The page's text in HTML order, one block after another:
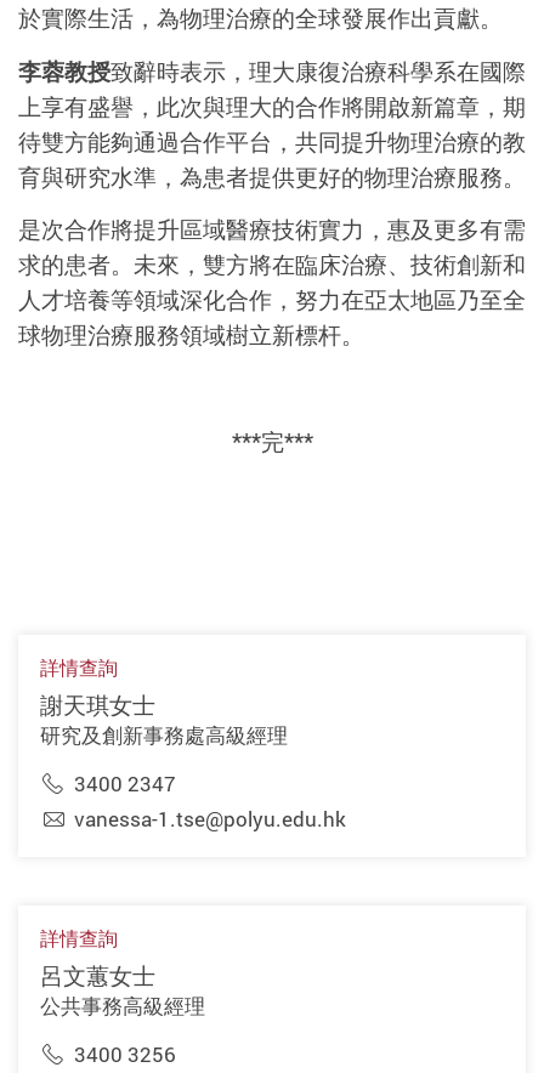
於實際生活，為物理治療的全球發展作出貢獻。
李蓉教授致辭時表示，理大康復治療科學系在國際
上享有盛譽，此次與理大的合作將開啟新篇章，期
待雙方能夠通過合作平台，共同提升物理治療的教
育與研究水準，為患者提供更好的物理治療服務。
是次合作將提升區域醫療技術實力，惠及更多有需
求的患者。未來，雙方將在臨床治療、技術創新和
人才培養等領域深化合作，努力在亞太地區乃至全
球物理治療服務領域樹立新標杆。
***完***
詳情查詢
謝天琪女士
研究及創新事務處高級經理
3400 2347
vanessa-1.tse@polyu.edu.hk
詳情查詢
呂文蕙女士
公共事務高級經理
3400 3256